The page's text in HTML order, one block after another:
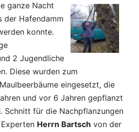
ganze Nacht
der Hafendamm
konnte.
2 Jugendliche
Diese wurden zum
eingesetzt, die
und vor 6 Jahren gepflanzt
Schnitt für die Nachpflanzungen
Herrn Bartsch von der